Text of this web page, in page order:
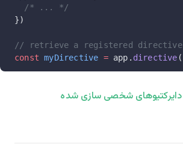
  /* ... */
})
// retrieve a registered directive
const myDirective = app. directive (
دایرکتیوهای شخصی سازی شده